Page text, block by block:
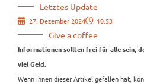
Letztes Update
27. Dezember 2024 10:53
Give a coffee
Informationen sollten frei für alle sein,
viel Geld.
Wenn Ihnen dieser Artikel gefallen hat,